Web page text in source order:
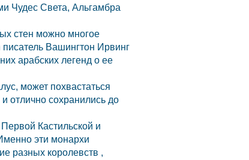
Чудес Света, Альгамбра
стен можно многое
писатель Вашингтон Ирвинг
арабских легенд о ее
может похвастаться
отлично сохранились до
Кастильской и
эти монархи
разных королевств ,